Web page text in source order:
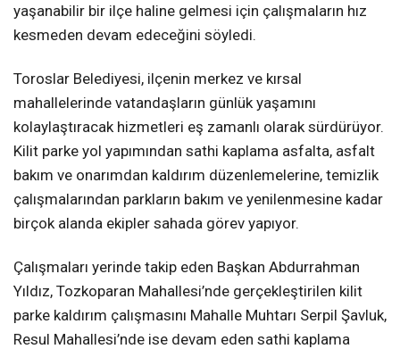
yaşanabilir bir ilçe haline gelmesi için çalışmaların hız
kesmeden devam edeceğini söyledi.
Toroslar Belediyesi, ilçenin merkez ve kırsal
mahallelerinde vatandaşların günlük yaşamını
kolaylaştıracak hizmetleri eş zamanlı olarak sürdürüyor.
Kilit parke yol yapımından sathi kaplama asfalta, asfalt
bakım ve onarımdan kaldırım düzenlemelerine, temizlik
çalışmalarından parkların bakım ve yenilenmesine kadar
birçok alanda ekipler sahada görev yapıyor.
Çalışmaları yerinde takip eden Başkan Abdurrahman
Yıldız, Tozkoparan Mahallesi’nde gerçekleştirilen kilit
parke kaldırım çalışmasını Mahalle Muhtarı Serpil Şavluk,
Resul Mahallesi’nde ise devam eden sathi kaplama